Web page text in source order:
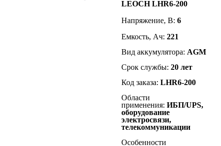
LEOCH LHR6-200
Напряжение, В: 6
Емкость, Ач: 221
Вид аккумулятора: AGM
Срок службы: 20лет
Код заказа: LHR6-200
Области
применения: ИБП/UPS,
оборудование
электросвязи,
телекоммуникации
Особенности